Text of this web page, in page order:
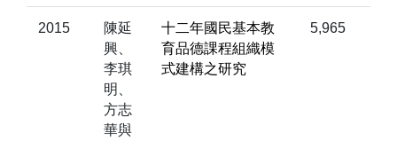
2015
陳延
興、
李琪
明、
方志
華與
十二年國民基本教
育品德課程組織模
式建構之研究
5,965